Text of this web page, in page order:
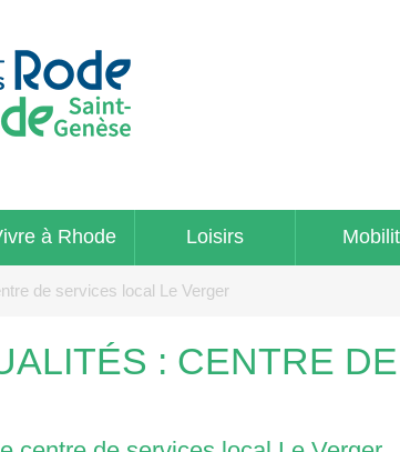
à Rhode Loisirs
de services local Le Verger
: CENTRE